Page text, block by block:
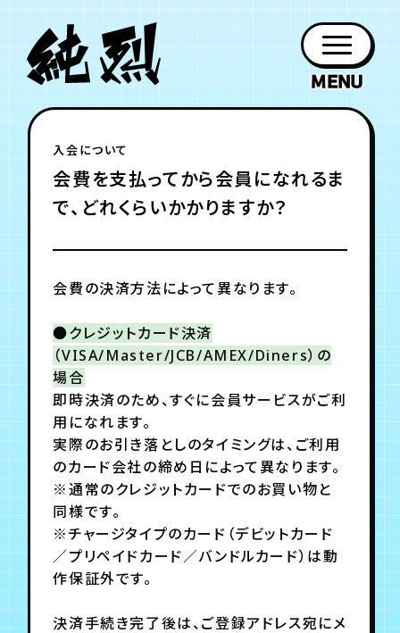
お知らせ
NEWS
日程
SCHEDULE
チケット
TICKET
紹介
PROFILE
作品
DISCOGRAPHY
日記
BLOG
グッズ
GOODS
ホーム
HOME
クラブ
年会員制ファンクラブ
会員登録
チケット お知らせ
会員登録 ログイン
チケット お知らせ ムービー
月会員制ファンクラブ
入会について
会費を支払ってから会員になれるま
で、どれくらいかかりますか？
会費の決済方法によって異なります。
●クレジットカード決済
（VISA/Master/JCB/AMEX/Diners）の
場合
即時決済のため、すぐに会員サービスがご利
用になれます。
実際のお引き落としのタイミングは、ご利用
のカード会社の締め日によって異なります。
※通常のクレジットカードでのお買い物と
同様です。
※チャージタイプのカード（デビットカード
／プリペイドカード／バンドルカード）は動
作保証外です。
決済手続き完了後は、ご登録アドレス宛にメ